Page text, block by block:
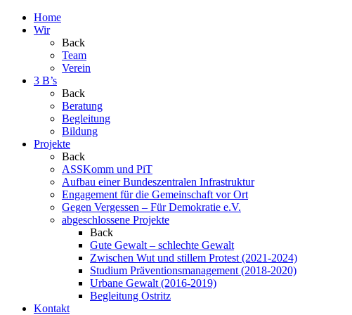
Home
Wir
Back
Team
Verein
3 B’s
Back
Beratung
Begleitung
Bildung
Projekte
Back
ASSKomm und PiT
Aufbau einer Bundeszentralen Infrastruktur
Engagement für die Gemeinschaft vor Ort
Gegen Vergessen – Für Demokratie e.V.
abgeschlossene Projekte
Back
Gute Gewalt – schlechte Gewalt
Zwischen Wut und stillem Protest (2021-2024)
Studium Präventionsmanagement (2018-2020)
Urbane Gewalt (2016-2019)
Begleitung Ostritz
Kontakt